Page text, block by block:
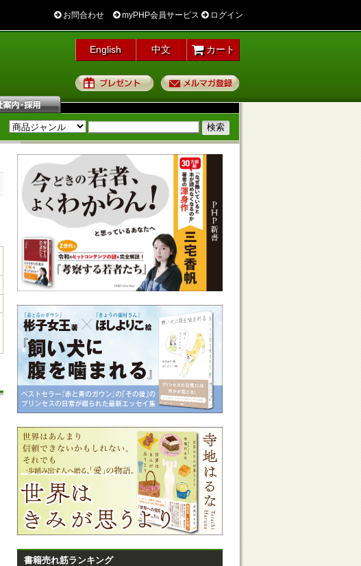
お問合わせ myPHP会員サービス ログイン
English 中文 カート
プレゼント
書籍売れ筋ランキング